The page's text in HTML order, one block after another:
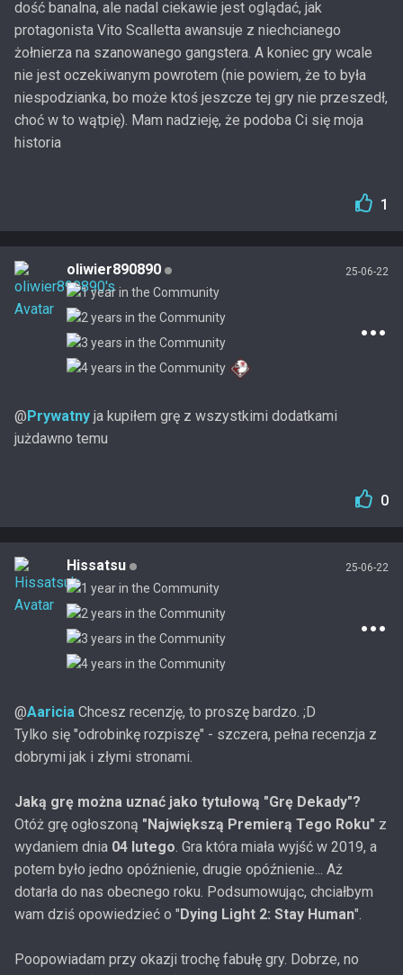
dość banalna, ale nadal ciekawie jest oglądać, jak
protagonista Vito Scalletta awansuje z niechcianego
żołnierza na szanowanego gangstera. A koniec gry wcale
nie jest oczekiwanym powrotem (nie powiem, że to była
niespodzianka, bo może ktoś jeszcze tej gry nie przeszedł,
choć w to wątpię). Mam nadzieję, że podoba Ci się moja
historia
1
oliwier890890 25-06-22
@Prywatny ja kupiłem grę z wszystkimi dodatkami
jużdawno temu
0
Hissatsu 25-06-22
@Aaricia Chcesz recenzję, to proszę bardzo. ;D
Tylko się "odrobinkę rozpiszę" - szczera, pełna recenzja z
dobrymi jak i złymi stronami.
Jaką grę można uznać jako tytułową "Grę Dekady"?
Otóż grę ogłoszoną "Największą Premierą Tego Roku" z
wydaniem dnia 04 lutego. Gra która miała wyjść w 2019, a
potem było jedno opóźnienie, drugie opóźnienie... Aż
dotarła do nas obecnego roku. Podsumowując, chciałbym
wam dziś opowiedzieć o "Dying Light 2: Stay Human".
Poopowiadam przy okazji trochę fabułę gry. Dobrze, no